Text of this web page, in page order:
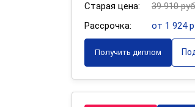
Старая цена:
39 910
Рассрочка:
от 1 924
Получить диплом